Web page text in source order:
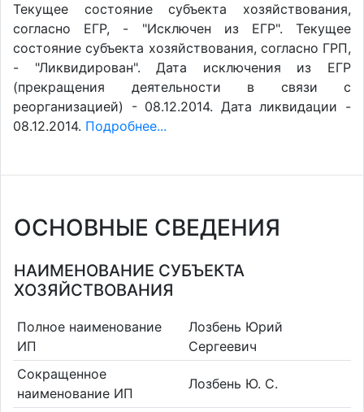
Текущее состояние субъекта хозяйствования,
согласно ЕГР, - "Исключен из ЕГР". Текущее
состояние субъекта хозяйствования, согласно ГРП,
- "Ликвидирован". Дата исключения из ЕГР
(прекращения деятельности в связи с
реорганизацией) - 08.12.2014. Дата ликвидации -
08.12.2014. Подробнее...
ОСНОВНЫЕ СВЕДЕНИЯ
НАИМЕНОВАНИЕ СУБЪЕКТА
ХОЗЯЙСТВОВАНИЯ
Полное наименование
ИП
Лозбень Юрий
Сергеевич
Сокращенное
наименование ИП
Лозбень Ю. С.